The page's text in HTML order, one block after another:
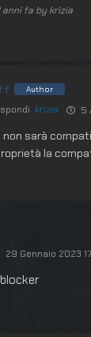
fa by krizia
Author
krizia 5
sarà
la
29 Gennaio 2023